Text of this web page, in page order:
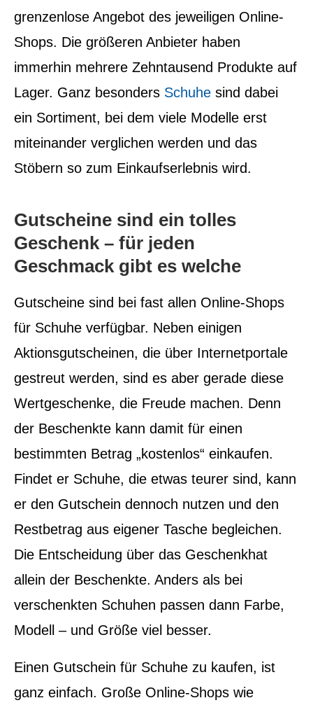
grenzenlose Angebot des jeweiligen Online-
Shops. Die größeren Anbieter haben
immerhin mehrere Zehntausend Produkte auf
Lager. Ganz besonders Schuhe sind dabei
ein Sortiment, bei dem viele Modelle erst
miteinander verglichen werden und das
Stöbern so zum Einkaufserlebnis wird.
Gutscheine sind ein tolles
Geschenk – für jeden
Geschmack gibt es welche
Gutscheine sind bei fast allen Online-Shops
für Schuhe verfügbar. Neben einigen
Aktionsgutscheinen, die über Internetportale
gestreut werden, sind es aber gerade diese
Wertgeschenke, die Freude machen. Denn
der Beschenkte kann damit für einen
bestimmten Betrag „kostenlos“ einkaufen.
Findet er Schuhe, die etwas teurer sind, kann
er den Gutschein dennoch nutzen und den
Restbetrag aus eigener Tasche begleichen.
Die Entscheidung über das Geschenkhat
allein der Beschenkte. Anders als bei
verschenkten Schuhen passen dann Farbe,
Modell – und Größe viel besser.
Einen Gutschein für Schuhe zu kaufen, ist
ganz einfach. Große Online-Shops wie